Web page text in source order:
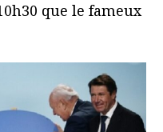
que le fameux